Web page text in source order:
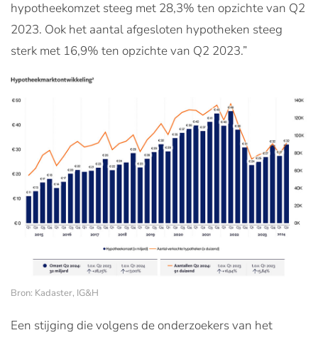
hypotheekomzet steeg met 28,3% ten opzichte van Q2
2023. Ook het aantal afgesloten hypotheken steeg
sterk met 16,9% ten opzichte van Q2 2023.”
Bron: Kadaster, IG&H
Een stijging die volgens de onderzoekers van het